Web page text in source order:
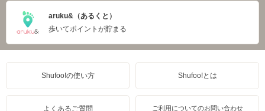
aruku&（あるくと）
歩いてポイントが貯まる
Shufoo!の使い方 Shufoo!とは
よくあるご質問 ご利用についてのお問い合わせ